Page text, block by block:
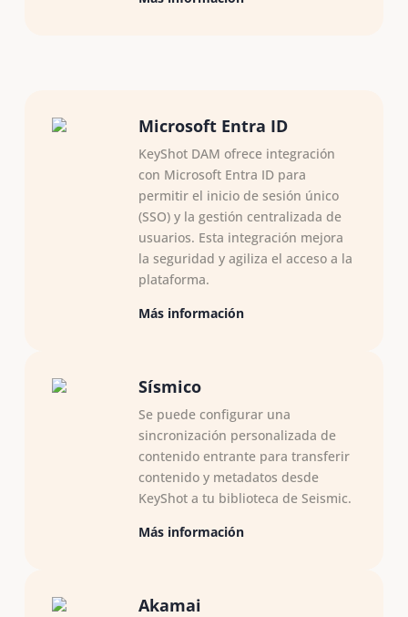
Microsoft Entra ID
KeyShot DAM ofrece integración
con Microsoft Entra ID para
permitir el inicio de sesión único
(SSO) y la gestión centralizada de
usuarios. Esta integración mejora
la seguridad y agiliza el acceso a la
plataforma.
Más información
Sísmico
Se puede configurar una
sincronización personalizada de
contenido entrante para transferir
contenido y metadatos desde
KeyShot a tu biblioteca de Seismic.
Más información
Akamai